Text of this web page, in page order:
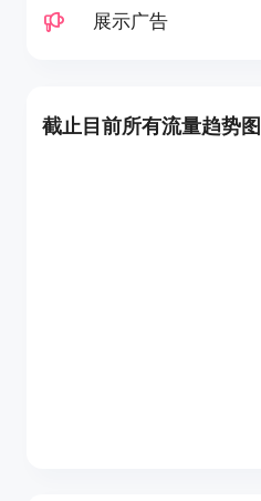
展示广告
截止目前所有流量趋势图